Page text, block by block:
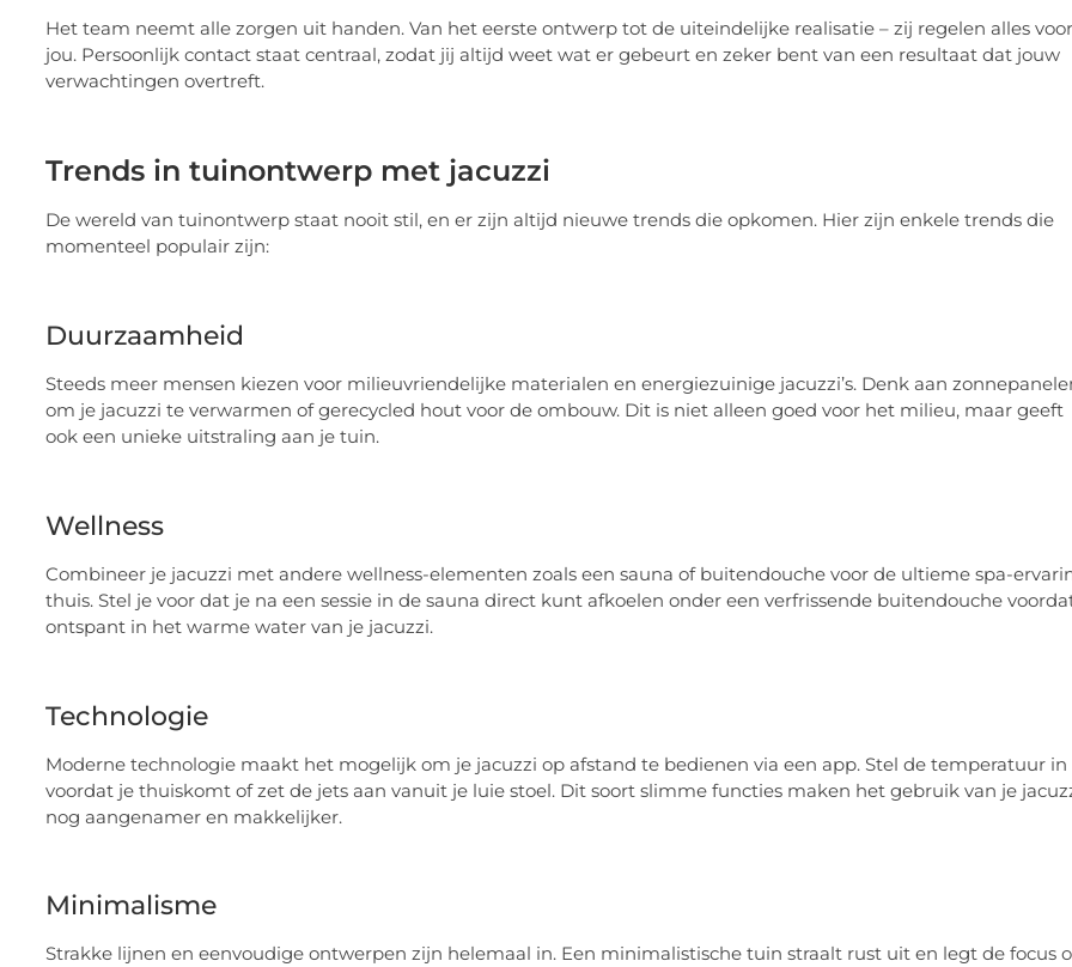
Het team neemt alle zorgen uit handen. Van het eerste ontwerp tot de uiteindelijke realisatie – zij regelen alles voor
jou. Persoonlijk contact staat centraal, zodat jij altijd weet wat er gebeurt en zeker bent van een resultaat dat jouw
verwachtingen overtreft.
Trends in tuinontwerp met jacuzzi
De wereld van tuinontwerp staat nooit stil, en er zijn altijd nieuwe trends die opkomen. Hier zijn enkele trends die
momenteel populair zijn:
Duurzaamheid
Steeds meer mensen kiezen voor milieuvriendelijke materialen en energiezuinige jacuzzi’s. Denk aan
om je jacuzzi te verwarmen of gerecycled hout voor de ombouw. Dit is niet alleen goed voor het milieu, maar geeft
ook een unieke uitstraling aan je tuin.
Wellness
Combineer je jacuzzi met andere wellness-elementen zoals een sauna of buitendouche voor de ultieme spa-
thuis. Stel je voor dat je na een sessie in de sauna direct kunt afkoelen onder een verfrissende buitendouche
ontspant in het warme water van je jacuzzi.
Technologie
Moderne technologie maakt het mogelijk om je jacuzzi op afstand te bedienen via een app. Stel de temperatuur in
voordat je thuiskomt of zet de jets aan vanuit je luie stoel. Dit soort slimme functies maken het gebruik van je
nog aangenamer en makkelijker.
Minimalisme
Strakke lijnen en eenvoudige ontwerpen zijn helemaal in. Een minimalistische tuin straalt rust uit en legt de focus